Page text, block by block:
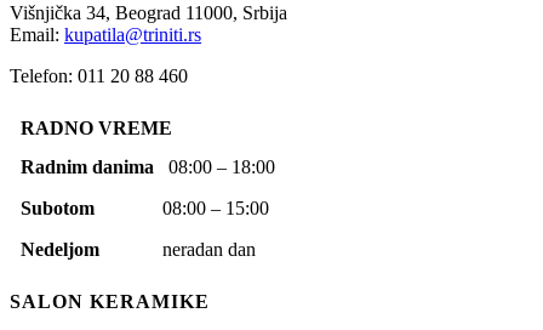
Višnjička 34, Beograd 11000, Srbija
Email: kupatila@triniti.rs
Telefon: 011 20 88 460
RADNO VREME
Radnim danima 08:00 – 18:00
Subotom 08:00 – 15:00
Nedeljom neradan dan
SALON KERAMIKE